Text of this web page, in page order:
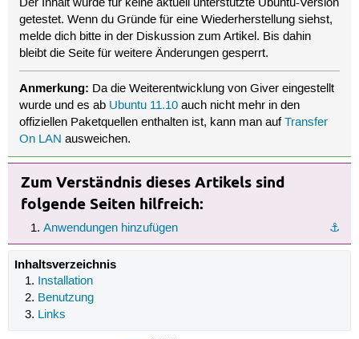
Der Inhalt wurde für keine aktuell unterstützte Ubuntu-Version
getestet. Wenn du Gründe für eine Wiederherstellung siehst,
melde dich bitte in der Diskussion zum Artikel. Bis dahin
bleibt die Seite für weitere Änderungen gesperrt.
Anmerkung: Da die Weiterentwicklung von Giver eingestellt
wurde und es ab Ubuntu 11.10 auch nicht mehr in den
offiziellen Paketquellen enthalten ist, kann man aufTransfer
On LAN ausweichen.
Zum Verständnis dieses Artikels sind
folgende Seiten hilfreich:
⚓︎
Anwendungen hinzufügen
Inhaltsverzeichnis
Installation
Benutzung
Links